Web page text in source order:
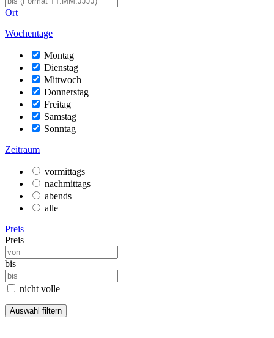
Ort
Wochentage
Montag
Dienstag
Mittwoch
Donnerstag
Freitag
Samstag
Sonntag
Zeitraum
vormittags
nachmittags
abends
alle
Preis
Preis
bis
nicht volle